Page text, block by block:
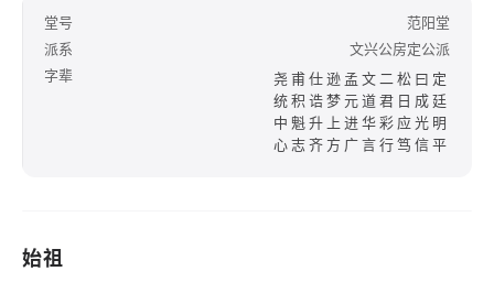
堂号
范阳堂
派系
文兴公房定公派
字辈
尧甫仕逊孟文二松曰定
统积诰梦元道君日成廷
中魁升上进华彩应光明
心志齐方广言行笃信平
始祖